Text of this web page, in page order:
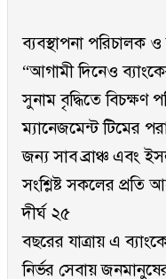
ব্যবস্থাপনা
“আগামী দিনেও
সুনাম বৃদ্ধিতে বিচক্ষণ
ম্যানেজমেন্ট টিমের
জন্য সাব ব্রাঞ্চ এবং
সংশ্লিষ্ট সকলের প্রতি
দীর্ঘ ২৫
বছরের যাত্রায় এ
নির্ভর সেবায়